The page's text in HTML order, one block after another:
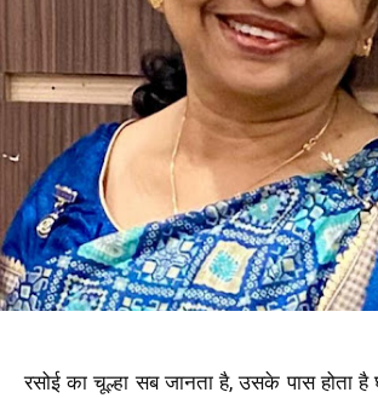
रसोई का चूल्हा सब जानता है, उसके पास होता